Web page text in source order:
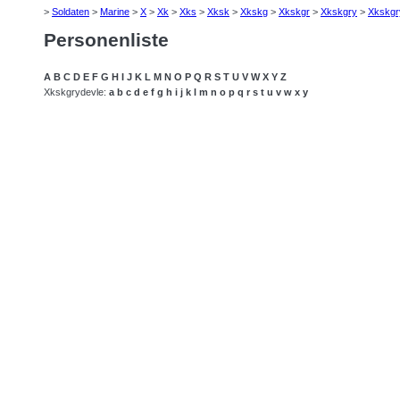
> Soldaten > Marine > X > Xk > Xks > Xksk > Xkskg > Xkskgr > Xkskgry >
Personenliste
A B C D E F G H I J K L M N O P Q R S T U V W X Y Z
Xkskgrydevle: a b c d e f g h i j k l m n o p q r s t u v w x y